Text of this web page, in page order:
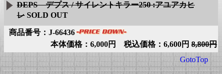
DEPS デプス / サイレントキラー250 :アユアカヒ
レ SOLD OUT
商品番号：J-66436
本体価格：6,000円 税込価格：6,600円 8,800円
GotoTop